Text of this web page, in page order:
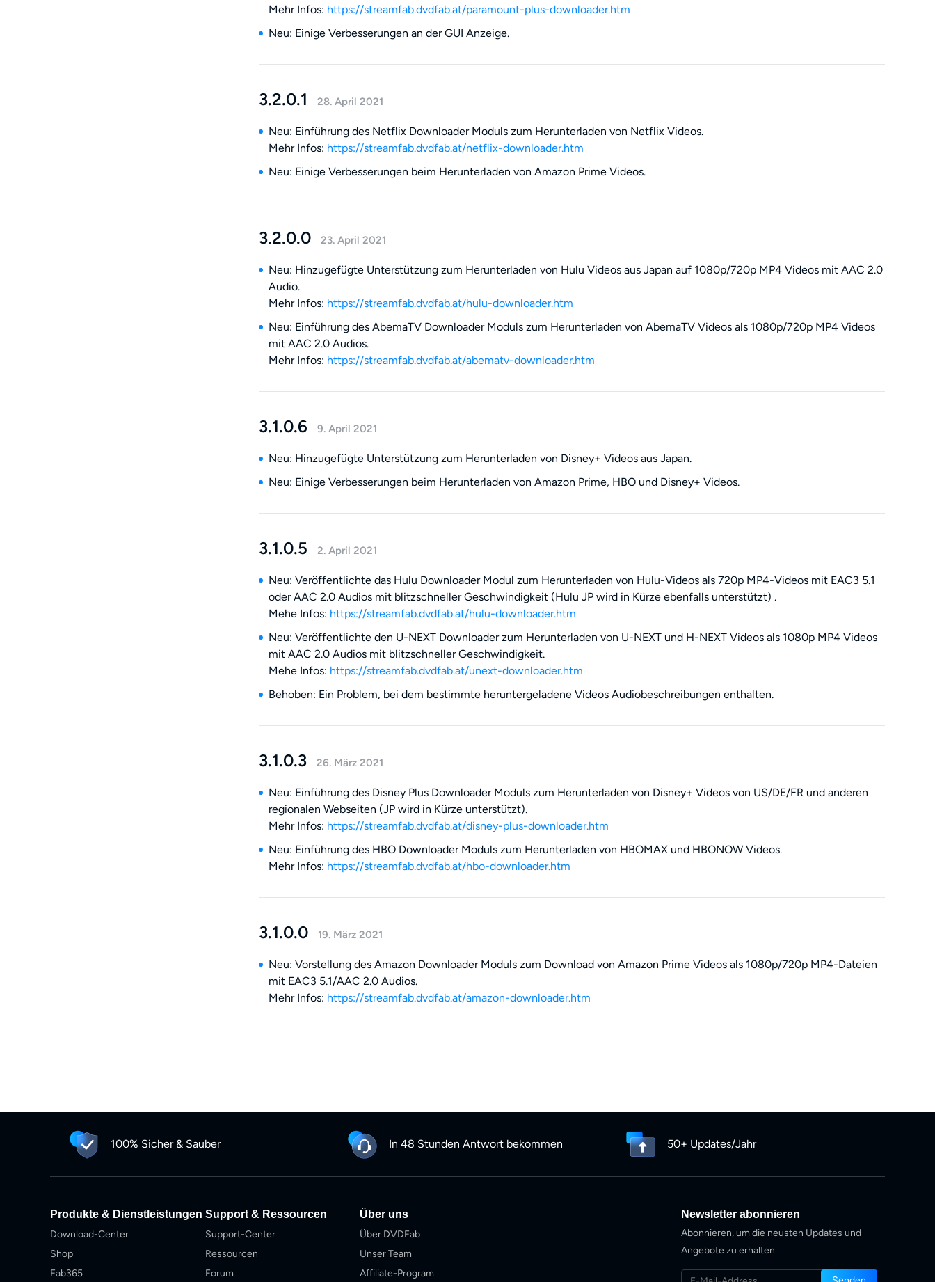
Mehr Infos: https://streamfab.dvdfab.at/paramount-plus-downloader.htm
Neu: Einige Verbesserungen an der GUI Anzeige.
3.2.0.1 28. April 2021
Neu: Einführung des Netflix Downloader Moduls zum Herunterladen von Netflix Videos.
Mehr Infos: https://streamfab.dvdfab.at/netflix-downloader.htm
Neu: Einige Verbesserungen beim Herunterladen von Amazon Prime Videos.
3.2.0.0 23. April 2021
Neu: Hinzugefügte Unterstützung zum Herunterladen von Hulu Videos aus Japan auf 1080p/720p MP4 Videos mit AAC 2.0
Audio.
Mehr Infos: https://streamfab.dvdfab.at/hulu-downloader.htm
Neu: Einführung des AbemaTV Downloader Moduls zum Herunterladen von AbemaTV Videos als 1080p/720p MP4 Videos
mit AAC 2.0 Audios.
Mehr Infos: https://streamfab.dvdfab.at/abematv-downloader.htm
3.1.0.6 9. April 2021
Neu: Hinzugefügte Unterstützung zum Herunterladen von Disney+ Videos aus Japan.
Neu: Einige Verbesserungen beim Herunterladen von Amazon Prime, HBO und Disney+ Videos.
3.1.0.5 2. April 2021
Neu: Veröffentlichte das Hulu Downloader Modul zum Herunterladen von Hulu-Videos als 720p MP4-Videos mit EAC3 5.1
oder AAC 2.0 Audios mit blitzschneller Geschwindigkeit (Hulu JP wird in Kürze ebenfalls unterstützt) .
Mehe Infos: https://streamfab.dvdfab.at/hulu-downloader.htm
Neu: Veröffentlichte den U-NEXT Downloader zum Herunterladen von U-NEXT und H-NEXT Videos als 1080p MP4 Videos
mit AAC 2.0 Audios mit blitzschneller Geschwindigkeit.
Mehe Infos: https://streamfab.dvdfab.at/unext-downloader.htm
Behoben: Ein Problem, bei dem bestimmte heruntergeladene Videos Audiobeschreibungen enthalten.
3.1.0.3 26. März 2021
Neu: Einführung des Disney Plus Downloader Moduls zum Herunterladen von Disney+ Videos von US/DE/FR und anderen
regionalen Webseiten (JP wird in Kürze unterstützt).
Mehr Infos: https://streamfab.dvdfab.at/disney-plus-downloader.htm
Neu: Einführung des HBO Downloader Moduls zum Herunterladen von HBOMAX und HBONOW Videos.
Mehr Infos: https://streamfab.dvdfab.at/hbo-downloader.htm
3.1.0.0 19. März 2021
Neu: Vorstellung des Amazon Downloader Moduls zum Download von Amazon Prime Videos als 1080p/720p MP4-Dateien
mit EAC3 5.1/AAC 2.0 Audios.
Mehr Infos: https://streamfab.dvdfab.at/amazon-downloader.htm
100% Sicher & Sauber In 48 Stunden Antwort bekommen 50+ Updates/Jahr
Produkte & Dienstleistungen
Download-Center
Shop
Fab365
Support & Ressourcen
Support-Center
Ressourcen
Forum
Über uns
Über DVDFab
Unser Team
Affiliate-Program
Newsletter abonnieren
Abonnieren, um die neusten Updates und
Angebote zu erhalten.